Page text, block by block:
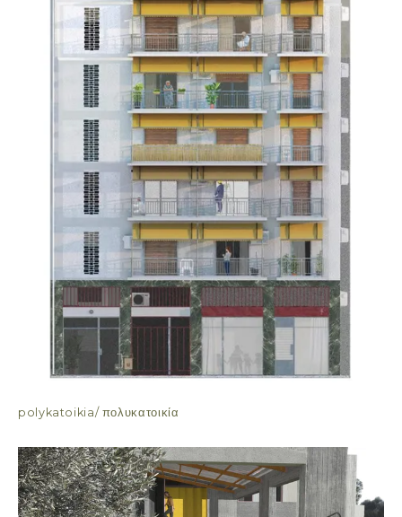
polykatoikia/ πολυκατοικία